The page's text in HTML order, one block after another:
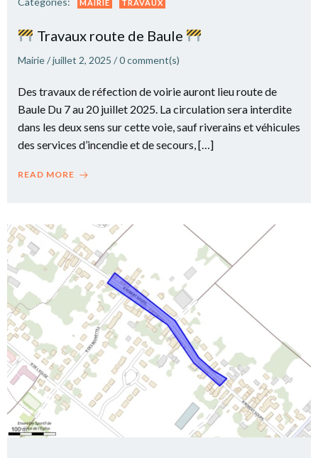
MAIRIE TRAVAUX
Travaux route de Baule
Mairie/juillet 2, 2025 /0comment(s)
Des travaux de réfection de voirie auront lieu route de
Baule Du 7 au 20 juillet 2025. La circulation sera interdite
dans les deux sens sur cette voie, sauf riverains et véhicules
des services d’incendie et de secours, […]
READ MORE